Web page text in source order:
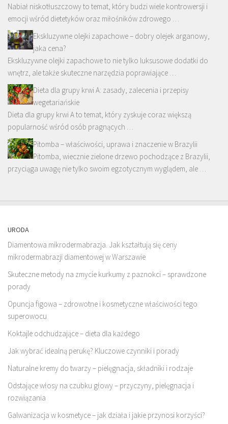
Nabiał niskotłuszczowy to temat, który budzi wiele kontrowersji i
emocji wśród dietetyków oraz miłośników zdrowego …
Ekskluzywne olejki zapachowe – dobry olejek arganowy,
jaka cena?
Ekskluzywne olejki zapachowe to nie tylko luksusowe dodatki do
wnętrz, ale także skuteczne narzędzia poprawiające …
Dieta dla grupy krwi A: zasady, zalecenia i przepisy
wegetariańskie
Dieta dla grupy krwi A to temat, który zyskuje coraz większą
popularność wśród osób pragnących …
Pitomba – właściwości, uprawa i znaczenie w Brazylii
Pitomba, wiecznie zielone drzewo pochodzące z Brazylii,
przyciąga uwagę nie tylko swoim egzotycznym wyglądem, ale …
URODA
Diamentowa mikrodermabrazja. Jak kształtują się ceny
mikrodermabrazji diamentowej w Warszawie
Skuteczne metody na zmycie kurkumy z paznokci – sprawdzone
porady
Opuncja figowa – zdrowotne i kosmetyczne właściwości tego
superowocu
Koktajle odchudzające – dieta dla każdego
Jak wybrać idealną perukę? Kluczowe czynniki i porady
Naturalne kremy do twarzy – pielęgnacja, składniki i rodzaje
Odstające włosy na czubku głowy – przyczyny, pielęgnacja i
rozwiązania
Galwanizacja w kosmetyce – jak działa i jakie przynosi korzyści?